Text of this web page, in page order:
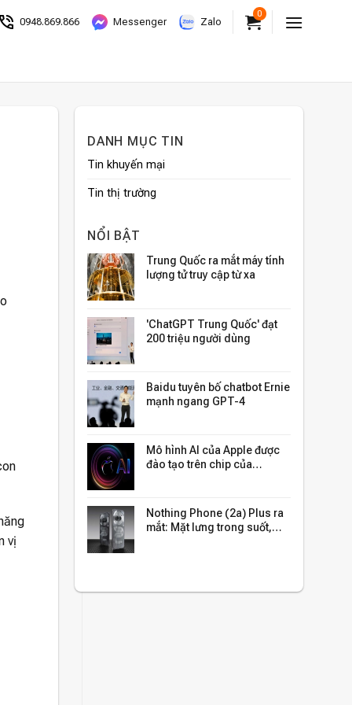
0948.869.866 Messenger Zalo
0
vị
DANH MỤC TIN
Tin khuyến mại
Tin thị trường
NỔI BẬT
Trung Quốc ra mắt máy tính
lượng tử truy cập từ xa
'ChatGPT Trung Quốc' đạt
200 triệu người dùng
Baidu tuyên bố chatbot Ernie
mạnh ngang GPT-4
Mô hình AI của Apple được
đào tạo trên chip của
Silicon
Nothing Phone (2a) Plus ra
mắt: Mặt lưng trong suốt,